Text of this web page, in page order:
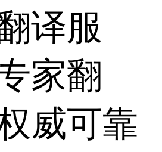
译服
家翻
威可靠